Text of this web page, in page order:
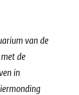
van de
de
in